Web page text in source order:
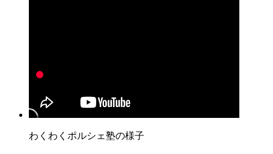
わくわくポルシェ塾の様子